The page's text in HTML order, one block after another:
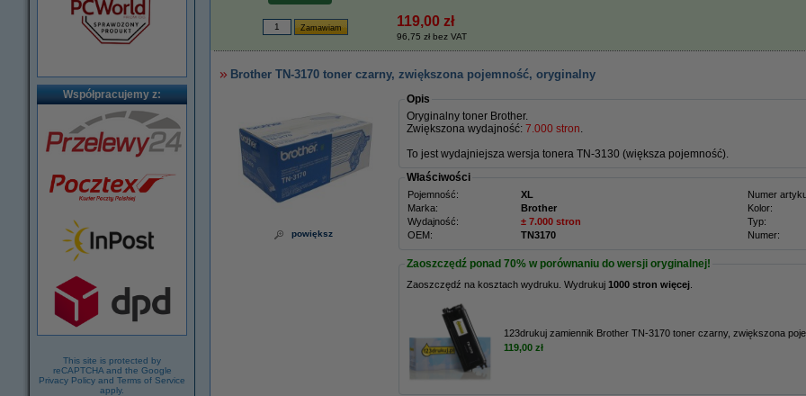
Współpracujemy z:
This site is protected by
reCAPTCHA and the Google
Privacy Policy and Terms of Service
apply.
119,00 zł
96,75 zł bez VAT
Brother TN-3170 toner czarny, zwiększona pojemność, oryginalny
powiększ
Opis
Oryginalny toner Brother.
Zwiększona wydajność: 7.000 stron.
To jest wydajniejsza wersja tonera TN-3130 (większa pojemność).
Właściwości
Pojemność: XL Numer
Marka:
Brother Kolor:
Wydajność:
± 7.000 stron Typ:
OEM:
TN3170 Numer:
Zaoszczędź ponad 70% w porównaniu do wersji oryginalnej!
Zaoszczędź na kosztach wydruku. Wydrukuj 1000 stron więcej
123drukuj zamiennik Brother TN-3170 toner czarny, zwiększona
119,00 zł